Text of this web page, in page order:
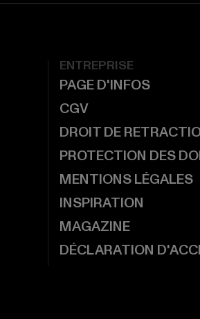
ENTREPRISE
PAGE D'INFOS
CGV
DROIT DE
PROTECTION DES
MENTIONS LÉGALES
INSPIRATION
MAGAZINE
DÉCLARATION